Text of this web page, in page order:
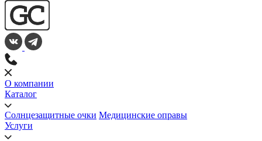
О компании
Каталог
Солнцезащитные очки Медицинские оправы
Услуги